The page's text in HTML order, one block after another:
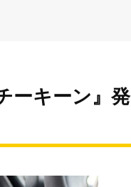
ーキーン』発